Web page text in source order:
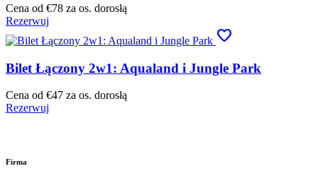
Cena od €78 za os. dorosłą
Rezerwuj
favorite
Bilet Łączony 2w1: Aqualand i Jungle Park
Cena od €47 za os. dorosłą
Rezerwuj
Firma